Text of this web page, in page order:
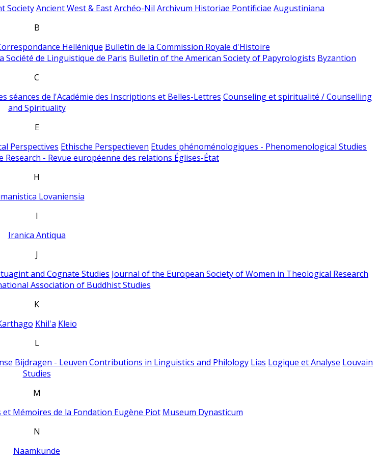
SocietyAncient West & EastArchéo-Nil Archivum Historiae Pontificiae Augustiniana
B
Hellénique Bulletin de la Commission Royale d'Histoire
Société de Linguistique de Paris Bulletin of the American Society of Papyrologists Byzantion
C
séances de l'Académie des Inscriptions et Belles-Lettres Counseling et spiritualité / Counselling
and Spirituality
E
Perspectives Ethische Perspectieven Etudes phénoménologiques - Phenomenological Studies
- Revue européenne des relations Églises-État
H
Lovaniensia
I
Iranica Antiqua
J
and Cognate Studies Journal of the European Society of Women in Theological Research
Association of Buddhist Studies
K
Khil'a Kleio
L
Bijdragen - Leuven Contributions in Linguistics and Philology Lias Logique et Analyse Louvain
Studies
M
Mémoires de la Fondation Eugène Piot Museum Dynasticum
N
Naamkunde